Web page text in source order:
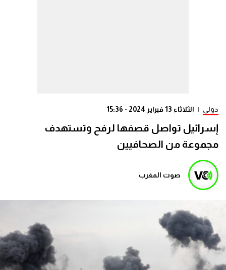
دولي | الثلاثاء 13 فبراير 2024 - 15:36
إسرائيل تواصل قصفها لرفح وتستهدف
مجموعة من الصحافيين
صوت المغرب